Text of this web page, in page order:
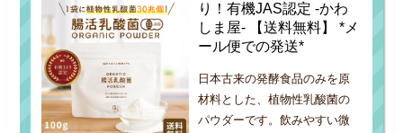
り！有機JAS認定 -かわ
しま屋- 【送料無料】 *メ
ール便での発送*
日本古来の発酵食品のみを原
材料とした、植物性乳酸菌の
パウダーです。飲みやすい微